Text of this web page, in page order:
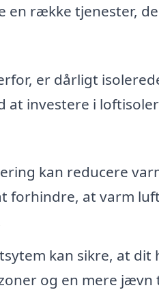
en række tjenester,
er dårligt
investere i
kan reducere
forhindre, at varm
kan sikre, at dit
og en mere